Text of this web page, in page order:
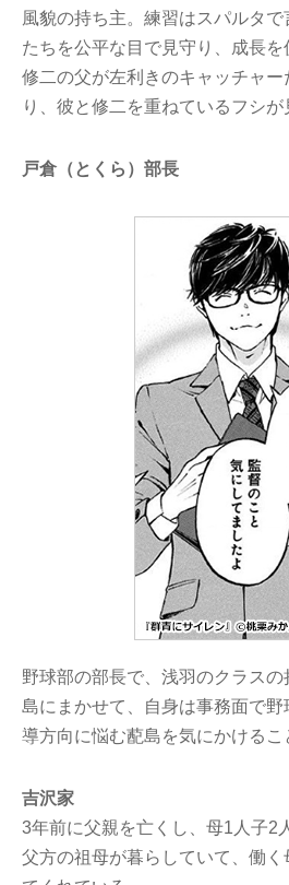
風貌の持ち主。練習はスパルタ
たちを公平な目で見守り、成長を
修二の父が左利きのキャッチャ
り、彼と修二を重ねているフシが
戸倉（とくら）部長
野球部の部長で、浅羽のクラス
島にまかせて、自身は事務面で
導方向に悩む蓜島を気にかけるこ
吉沢家
3年前に父親を亡くし、母1人子2
父方の祖母が暮らしていて、働